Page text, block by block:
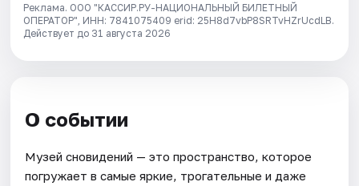
Реклама. ООО "КАССИР.РУ-НАЦИОНАЛЬНЫЙ БИЛЕТНЫЙ
ОПЕРАТОР", ИНН: 7841075409 erid: 25H8d7vbP8SRTvHZrUcdLB.
Действует до 31 августа 2026
О событии
Музей сновидений — это пространство, которое
погружает в самые яркие, трогательные и даже